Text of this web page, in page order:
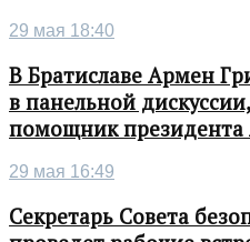
29 мая 18:40
В Братиславе Армен
в панельной
помощник президента
29 мая 16:49
Секретарь Совета